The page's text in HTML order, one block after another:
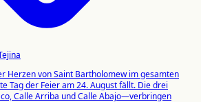
Herzen von Saint Bartholomew im gesamten
Tag der Feier am 24. August fällt. Die drei
Calle Arriba und Calle Abajo—verbringen